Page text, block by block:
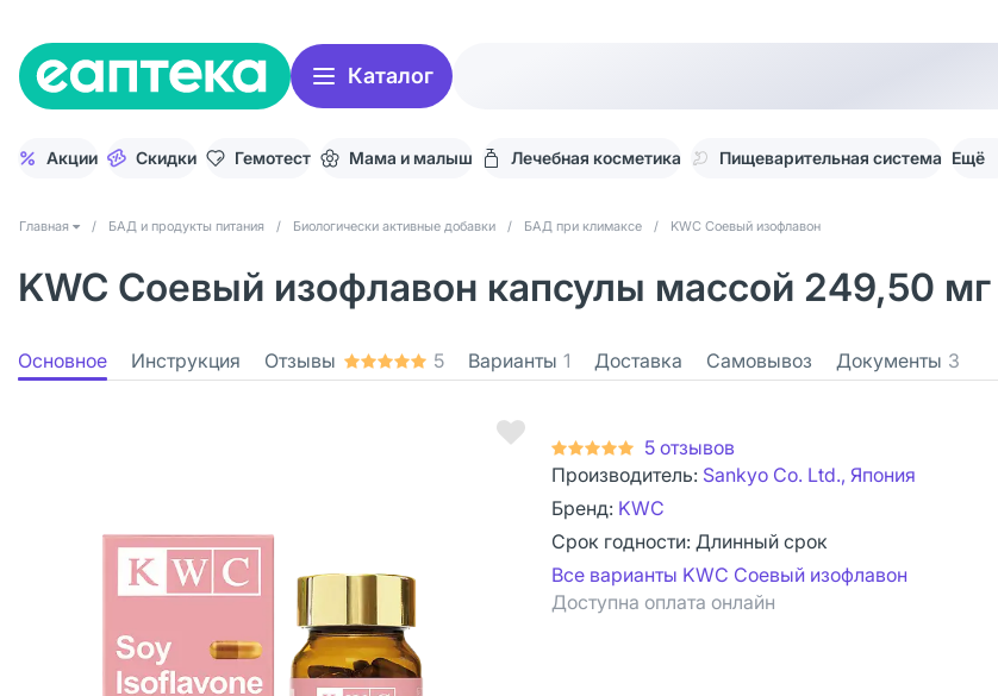
Каталог
Акции Скидки Гемотест Мама и малыш Лечебная косметика Пищеварительная система Ещё
Главная / БАД и продукты питания / Биологически активные добавки / БАД при климаксе / KWC Соевый изофлавон
KWC Соевый изофлавон капсулы массой 249,50
Основное Инструкция Отзывы 5 Варианты 1 Доставка Самовывоз Документы 3
5 отзывов
Производитель: Sankyo Co. Ltd., Япония
Бренд: KWC
Срок годности: Длинный срок
Все варианты KWC Соевый изофлавон
Доступна оплата онлайн